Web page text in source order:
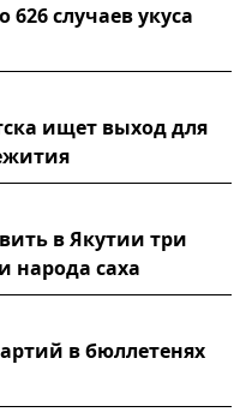
случаев укуса
ищет выход для
в Якутии три
народа саха
в бюллетенях